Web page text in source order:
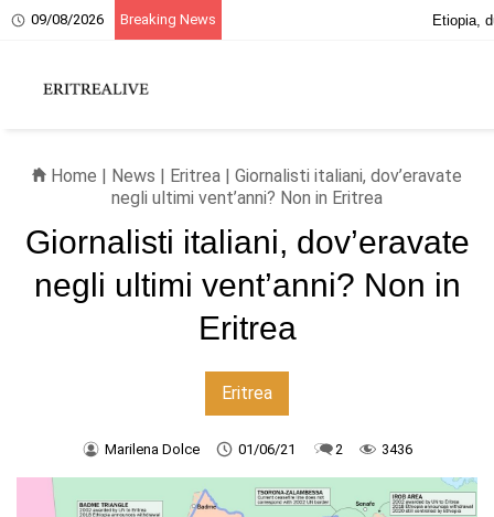
09/08/2026 Breaking News 20 giugno, ricordo dei martiri eritrei
Home | News | Eritrea | Giornalisti italiani, dov’eravate
negli ultimi vent’anni? Non in Eritrea
Giornalisti italiani, dov’eravate
negli ultimi vent’anni? Non in
Eritrea
Eritrea
Marilena Dolce 01/06/21 2 3436